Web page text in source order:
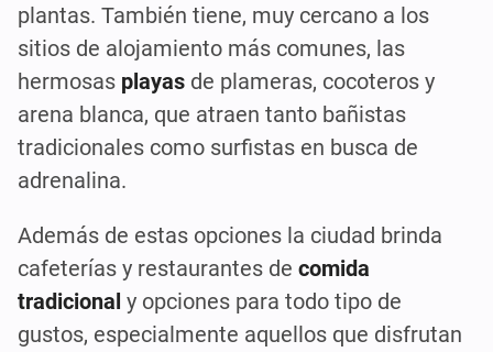
plantas. También tiene, muy cercano a los
sitios de alojamiento más comunes, las
hermosas playas de plameras, cocoteros y
arena blanca, que atraen tanto bañistas
tradicionales como surfistas en busca de
adrenalina.
Además de estas opciones la ciudad brinda
cafeterías y restaurantes de comida
tradicional y opciones para todo tipo de
gustos, especialmente aquellos que disfrutan